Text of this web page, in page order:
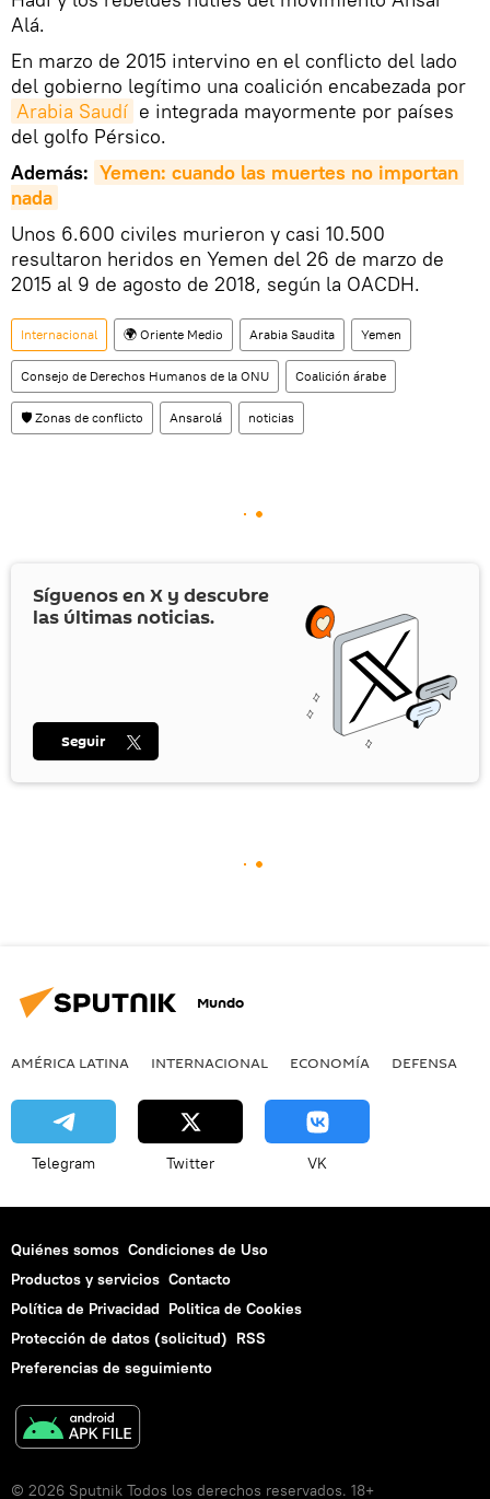
Alá.
En marzo de 2015 intervino en el conflicto del lado
del gobierno legítimo una coalición encabezada por
Arabia Saudí e integrada mayormente por países
del golfo Pérsico.
Además: Yemen: cuando las muertes no importan
nada
Unos 6.600 civiles murieron y casi 10.500
resultaron heridos en Yemen del 26 de marzo de
2015 al 9 de agosto de 2018, según la OACDH.
Internacional 🌍 Oriente Medio Arabia Saudita Yemen
Consejo de Derechos Humanos de la ONU Coalición árabe
🛡️ Zonas de conflicto Ansarolá noticias
Síguenos en X y descubre
las últimas noticias.
Seguir
Mundo
AMÉRICA LATINA INTERNACIONAL ECONOMÍA DEFENSA
Telegram Twitter VK
Quiénes somos Condiciones de Uso
Productos y servicios Contacto
Política de Privacidad Politica de Cookies
Protección de datos (solicitud) RSS
Preferencias de seguimiento
© 2026 Sputnik Todos los derechos reservados. 18+